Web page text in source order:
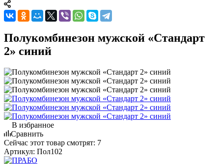
Полукомбинезон мужской «Стандарт
2» синий
В избранное
Сравнить
Сейчас этот товар смотрят: 7
Артикул: Пол102